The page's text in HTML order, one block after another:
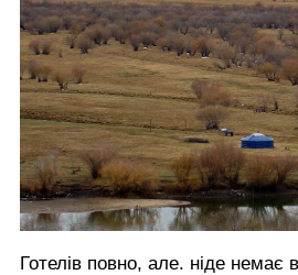
Готелів повно, але. ніде немає